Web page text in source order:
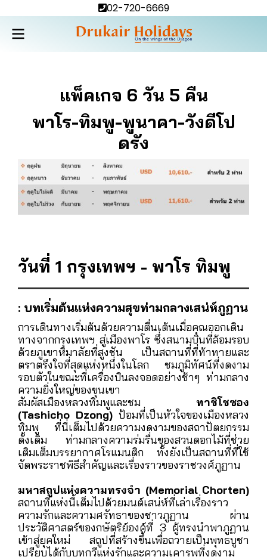
02-720-6669
แพ็คเกจ 6 วัน 5 คืน
พาโร-ทิมพู-พูนาคา-วังดีโป
ดรัง
วันที่ 1 กรุงเทพฯ - พาโร ทิมพู
: บทเริ่มต้นแห่งความสุขท่ามกลางเสน่ห์ภูฏาน
การเดินทางเริ่มต้นด้วยความตื่นเต้นเมื่อคุณออกเดิน
ทางจากกรุงเทพฯ สู่เมืองพาโร ซึ่งสนามบินที่ล้อมรอบ
ด้วยภูเขาหิมาลัยที่สูงชัน เป็นสถานที่ที่ท้าทายและ
ตราตรึงใจที่สุดแห่งหนึ่งในโลก ชมภูมิทัศน์ที่งดงาม
รอบตัวในขณะที่เครื่องบินลงจอดอย่างช้าๆ ท่ามกลาง
ความยิ่งใหญ่ของขุนเขา
สัมผัสเมืองหลวงทิมพูและชม ทาชิโชซอง
(Tashicho Dzong) ป้อมที่เป็นหัวใจของเมืองหลวง
ทิมพู ที่นี่เต็มไปด้วยความงดงามของสถาปัตยกรรม
ดั้งเดิม ท่ามกลางความร่มรื่นของสวนดอกไม้ที่ช่วย
เติมเต็มบรรยากาศโรแมนติก ทั้งยังเป็นสถานที่ที่ใช้
จัดพระราชพิธีสำคัญและเรื่องราวของราชวงศ์ภูฏาน
มหาสถูปแห่งความทรงจำ (Memorial Chorten)
สถานที่แห่งนี้เต็มไปด้วยมนต์เสน่ห์ที่เล่าเรื่องราว
ความรักและความศรัทธาของชาวภูฏาน ผ่าน
ประวัติศาสตร์ของกษัตริย์องค์ที่ 3 ผู้ทรงนำพาภูฏาน
เข้าสู่ยุคใหม่ สถูปที่สร้างขึ้นเพื่อถวายเป็นพุทธบูชา
เปรียบได้กับบทกวีแห่งรักและความเคารพที่งดงาม